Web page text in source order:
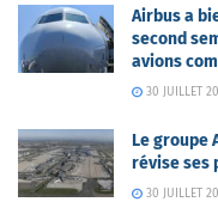
Airbus a
second
avions
30 JUILLET
Le groupe
révise ses
30 JUILLET